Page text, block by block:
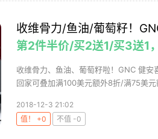
收维骨力/鱼油/葡萄籽！
第2件半价/买2送1/买3送1
收维骨力、鱼油、葡萄籽啦！GNC 健
回家可叠加满100美元额外8折/满75美
2018-12-3 21:02
值！ +0
不值 -0